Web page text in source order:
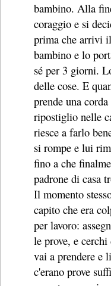
bambino. Alla
coraggio e si
prima che arrivi
bambino e lo
sé per 3 giorni.
delle cose. E
prende una
ripostiglio nelle
riesce a farlo
si rompe e lui
fino a che
padrone di casa
Il momento
capito che era
per lavoro:
le prove, e
vai a prendere e
c'erano prove